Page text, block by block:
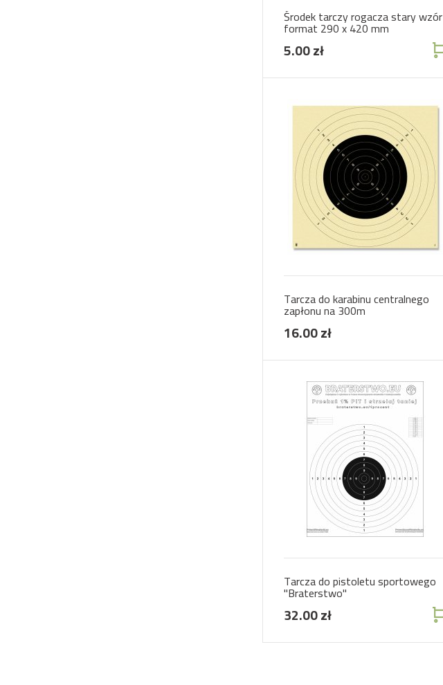
Środek tarczy rogacza stary wzór
format 290 x 420 mm
5.00 zł
Tarcza do karabinu centralnego
zapłonu na 300m
16.00 zł
Tarcza do pistoletu sportowego
"Braterstwo"
32.00 zł